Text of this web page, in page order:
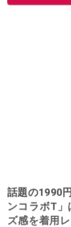
話題の1990
ンコラボT
ズ感を着用